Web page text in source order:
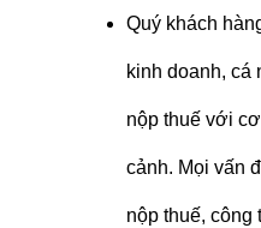
Quý khách
kinh doanh, cá
nộp thuế với
cảnh. Mọi vấn
nộp thuế, công